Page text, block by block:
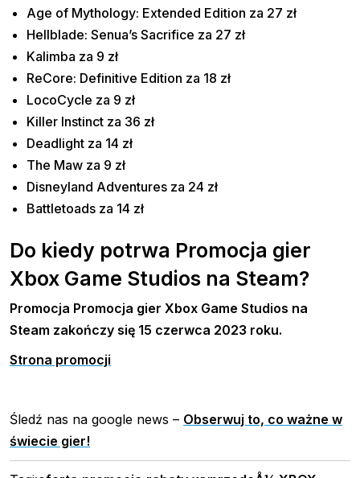
Age of Mythology: Extended Edition za 27 zł
Hellblade: Senua’s Sacrifice za 27 zł
Kalimba za 9 zł
ReCore: Definitive Edition za 18 zł
LocoCycle za 9 zł
Killer Instinct za 36 zł
Deadlight za 14 zł
The Maw za 9 zł
Disneyland Adventures za 24 zł
Battletoads za 14 zł
Do kiedy potrwa Promocja gier
Xbox Game Studios na Steam?
Promocja Promocja gier Xbox Game Studios na
Steam zakończy się 15 czerwca 2023 roku.
Strona promocji
Śledź nas na google news – Obserwuj to, co ważne w
świecie gier!